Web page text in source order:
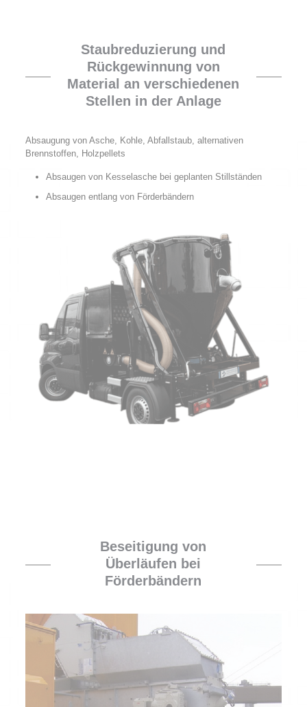
Staubreduzierung und
Rückgewinnung von
Material an verschiedenen
Stellen in der Anlage
Absaugung von Asche, Kohle, Abfallstaub, alternativen
Brennstoffen, Holzpellets
Absaugen von Kesselasche bei geplanten Stillständen
Absaugen entlang von Förderbändern
Beseitigung von
Überläufen bei
Förderbändern